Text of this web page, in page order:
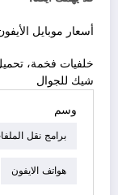
أسعار موبايل
شيك للجوال
وسم
برامج نقل
هواتف الايفون